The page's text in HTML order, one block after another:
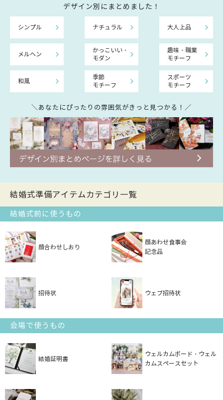
デザイン別にまとめました！
シンプル ナチュラル 大人上品
メルヘン
かっこいい・
モダン
趣味・職業
モチーフ
和風
季節
モチーフ
スポーツ
モチーフ
＼あなたにぴったりの雰囲気がきっと見つかる！／
結婚式準備アイテムカテゴリ一覧
結婚式前に使うもの
顔合わせしおり
顔あわせ食事会
記念品
招待状 ウェブ招待状
会場で使うもの
結婚証明書
ウェルカムボード・ウェル
カムスペースセット